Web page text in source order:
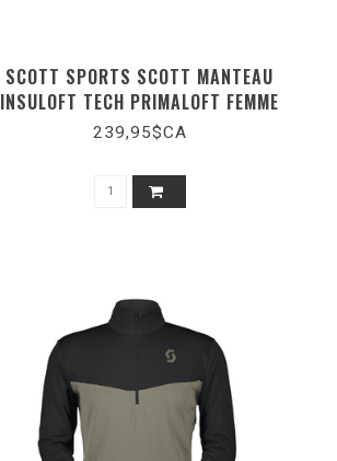
SCOTT SPORTS SCOTT MANTEAU
INSULOFT TECH PRIMALOFT FEMME
239,95$CA